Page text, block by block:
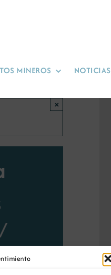
MINEROS NOTICIAS
×
/